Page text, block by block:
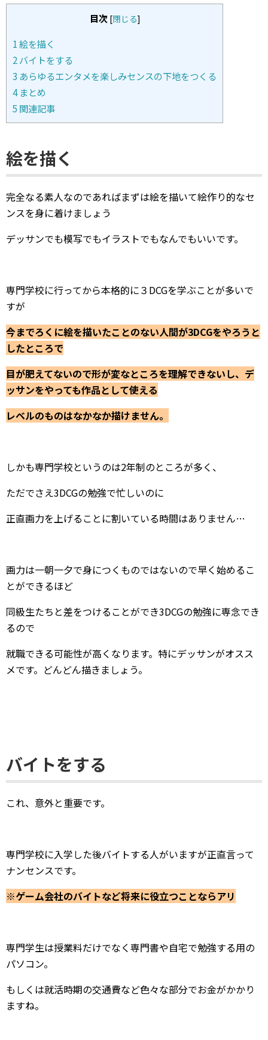
目次 [閉じる]
1絵を描く
2バイトをする
3 あらゆるエンタメを楽しみセンスの下地をつくる
4まとめ
5 関連記事
絵を描く
完全なる素人なのであればまずは絵を描いて絵作り的なセ
ンスを身に着けましょう
デッサンでも模写でもイラストでもなんでもいいです。
専門学校に行ってから本格的に３DCGを学ぶことが多いで
すが
今までろくに絵を描いたことのない人間が3DCGをやろうと
したところで
目が肥えてないので形が変なところを理解できないし、デ
ッサンをやっても作品として使える
レベルのものはなかなか描けません。
しかも専門学校というのは2年制のところが多く、
ただでさえ3DCGの勉強で忙しいのに
正直画力を上げることに割いている時間はありません…
画力は一朝一夕で身につくものではないので早く始めるこ
とができるほど
同級生たちと差をつけることができ3DCGの勉強に専念でき
るので
就職できる可能性が高くなります。特にデッサンがオスス
メです。どんどん描きましょう。
バイトをする
これ、意外と重要です。
専門学校に入学した後バイトする人がいますが正直言って
ナンセンスです。
※ゲーム会社のバイトなど将来に役立つことならアリ
専門学生は授業料だけでなく専門書や自宅で勉強する用の
パソコン。
もしくは就活時期の交通費など色々な部分でお金がかかり
ますね。